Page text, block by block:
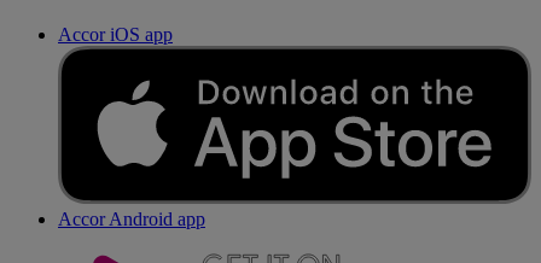
Accor iOS app
Accor Android app